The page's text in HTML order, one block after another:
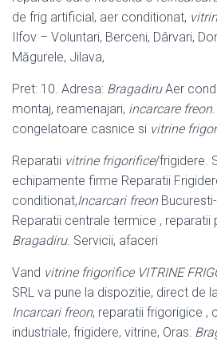
de frig artificial, aer conditionat,
Ilfov – Voluntari, Berceni, Dârvari,
Măgurele, Jilava,
Pret: 10. Adresa: BragadiruAer
montaj, reamenajari, incarcare freon
congelatoare casnice si vitrine
Reparatii vitrine frigorifice/frigidere.
echipamente firme Reparatii
conditionat,Incarcari freon
Reparatii centrale termice , reparatii
Bragadiru. Servicii, afaceri
Vand vitrine frigorifice VITRINE
SRL va pune la dispozitie, direct de
Incarcari freon, reparatii frigorigice ,
industriale, frigidere, vitrine, Oras: